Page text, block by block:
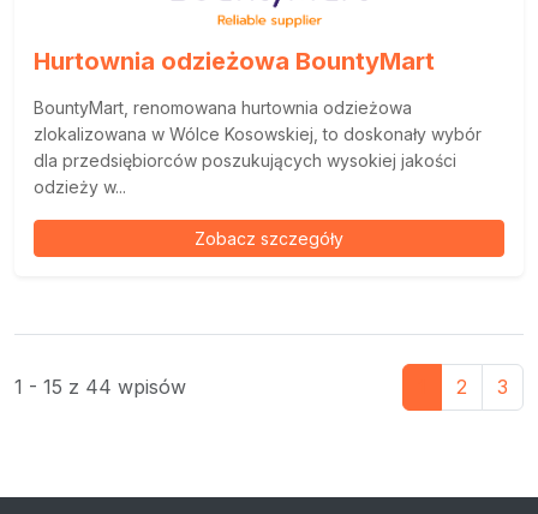
Hurtownia odzieżowa BountyMart
BountyMart, renomowana hurtownia odzieżowa
zlokalizowana w Wólce Kosowskiej, to doskonały wybór
dla przedsiębiorców poszukujących wysokiej jakości
odzieży w...
Zobacz szczegóły
1 - 15 z 44 wpisów 2 3